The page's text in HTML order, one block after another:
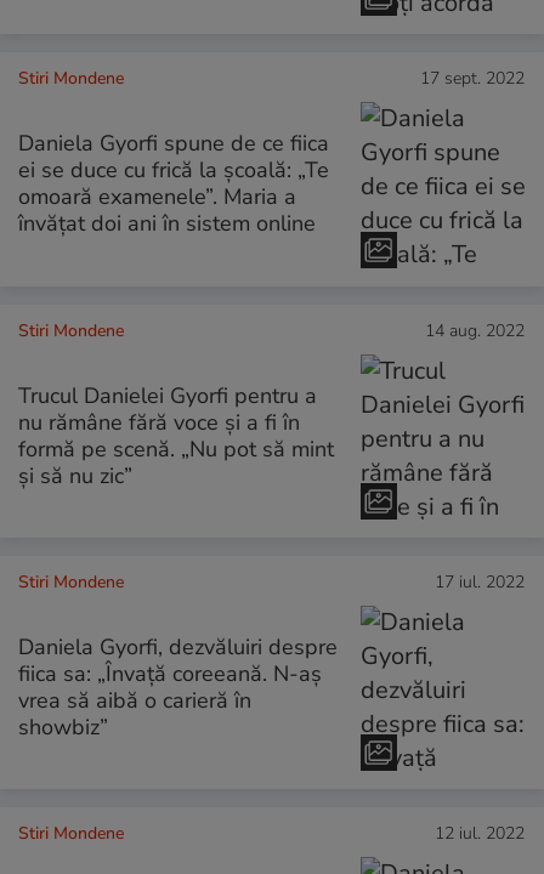
Stiri Mondene 17 sept. 2022
Daniela Gyorfi spune de ce fiica
ei se duce cu frică la școală: „Te
omoară examenele”. Maria a
învățat doi ani în sistem online
Stiri Mondene 14 aug. 2022
Trucul Danielei Gyorfi pentru a
nu rămâne fără voce și a fi în
formă pe scenă. „Nu pot să mint
și să nu zic”
Stiri Mondene 17 iul. 2022
Daniela Gyorfi, dezvăluiri despre
fiica sa: „Învață coreeană. N-aș
vrea să aibă o carieră în
showbiz”
Stiri Mondene 12 iul. 2022